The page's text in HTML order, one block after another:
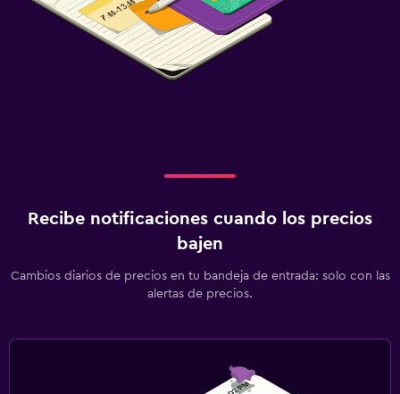
Recibe notificaciones cuando los precios
bajen
Cambios diarios de precios en tu bandeja de entrada: solo con las
alertas de precios.